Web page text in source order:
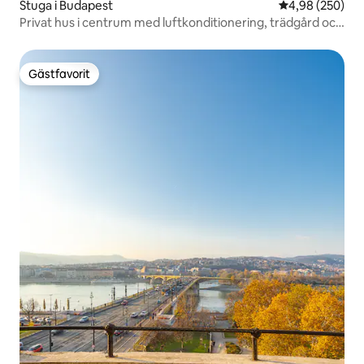
Stuga i Budapest 4,98 av 5 i
4,98 (250)
Privat hus i centrum med luftkonditionering, trädgård och
Gästfavorit
Gästfavorit